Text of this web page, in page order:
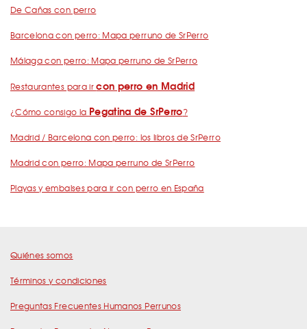
De Cañas con perro
Barcelona con perro: Mapa perruno de SrPerro
Málaga con perro: Mapa perruno de SrPerro
Restaurantes para ircon perro en Madrid
¿Cómo consigo la Pegatina de SrPerro?
Madrid / Barcelona con perro: los libros de SrPerro
Madrid con perro: Mapa perruno de SrPerro
Playas y embalses para ir con perro en España
Quiénes somos
Términos y condiciones
Preguntas Frecuentes Humanos Perrunos